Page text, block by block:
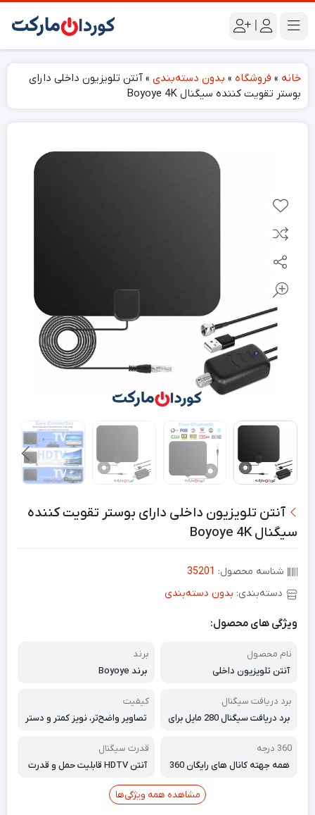
|
خانه » فروشگاه » بدون دسته‌بندی » آنتن تلویزیون داخلی دارای
بوستر تقویت کنندە سیگنال Boyoye 4K
آنتن تلویزیون داخلی دارای بوستر تقویت کنندە
سیگنال Boyoye 4K
شناسه محصول: 35201
دسته‌بندی: بدون دسته‌بندی
ویژگی های محصول:
نام محصول
آنتن تلویزیون داخلی
برند
برند Boyoye
برد دریافت سیگنال
برد دریافت سیگنال 280 مایل برای
کیفیت
تصاویر واضح‌تر، نویز کمتر و دستر
360 درجه
همه جهته کانال های رایگان 360
قدرت سیگنال
آنتن HDTV قابلیت حمل و قدرت
مشاهده همه ویژگی‌ها